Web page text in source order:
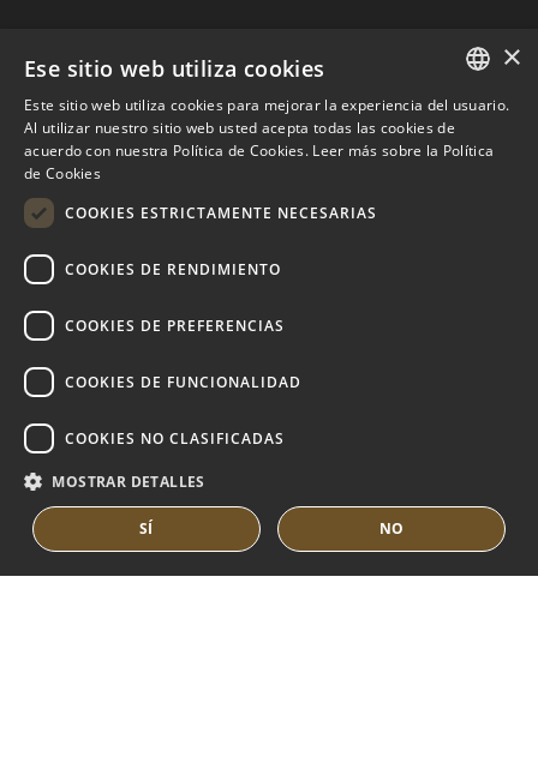
NUEVA ANDALUCÍA
VILLAS EN VENTA
APARTAMENTOS EN VENTA
MARBELLA EAST
VILLAS EN VENTA
MARBELLA EAST GUIDE
SPANISH
×
Ese sitio web utiliza cookies
Este sitio web utiliza cookies para mejorar la experiencia del usuario.
Al utilizar nuestro sitio web usted acepta todas las cookies de
acuerdo con nuestra Política de Cookies. Leer más sobre la Política
de Cookies
COOKIES ESTRICTAMENTE NECESARIAS
COOKIES DE RENDIMIENTO
COOKIES DE PREFERENCIAS
COOKIES DE FUNCIONALIDAD
COOKIES NO CLASIFICADAS
MOSTRAR DETALLES
SÍ NO